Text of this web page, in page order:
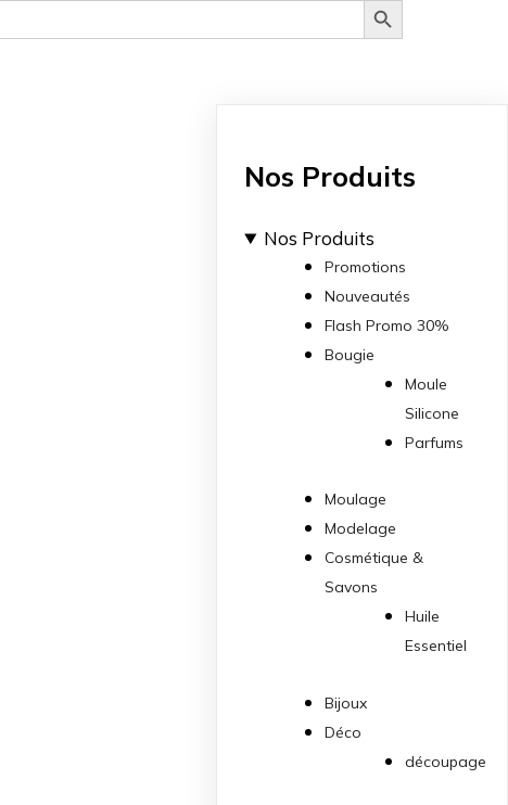
Nos Produits
Nos Produits
Promotions
Nouveautés
Flash Promo 30%
Bougie
Moule
Silicone
Parfums
Moulage
Modelage
Cosmétique &
Savons
Huile
Essentiel
Bijoux
Déco
découpage